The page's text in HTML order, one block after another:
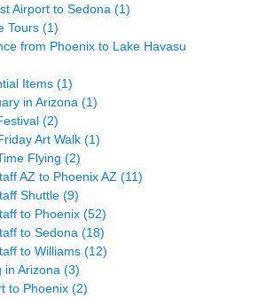
Airport to Sedona (1)
Tours (1)
from Phoenix to Lake Havasu
Items (1)
in Arizona (1)
(2)
Art Walk (1)
Flying (2)
AZ to Phoenix AZ (11)
Shuttle (9)
to Phoenix (52)
to Sedona (18)
to Williams (12)
in Arizona (3)
to Phoenix (2)